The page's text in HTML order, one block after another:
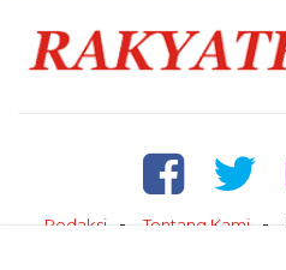
Redaksi Tentang Kami